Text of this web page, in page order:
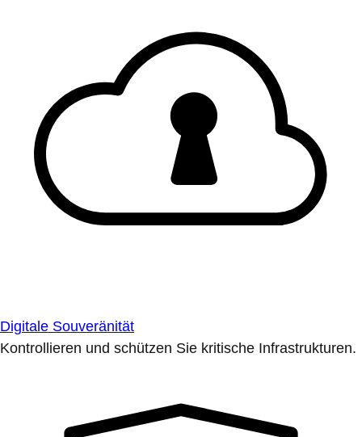
Digitale Souveränität
Kontrollieren und schützen Sie kritische Infrastrukturen.